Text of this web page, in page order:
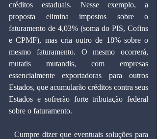
créditos estaduais. Nesse exemplo, a
proposta elimina impostos sobre o
faturamento de 4,03% (soma do PIS, Cofins
e CPMF), mas cria outro de 18% sobre o
mesmo faturamento. O mesmo ocorrerá,
mutatis mutandis, com empresas
essencialmente exportadoras para outros
Estados, que acumularão créditos contra seus
Estados e sofrerão forte tributação federal
sobre o faturamento.
  Cumpre dizer que eventuais soluções para